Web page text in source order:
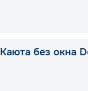
Каюта без окна